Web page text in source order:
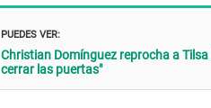
PUEDES VER:
Christian Domínguez reprocha a
cerrar las puertas"